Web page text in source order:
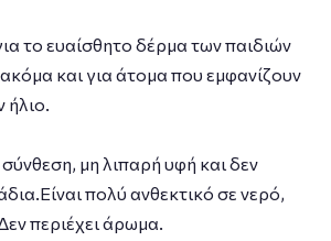
το ευαίσθητο δέρμα των παιδιών
και για άτομα που εμφανίζουν
ήλιο.
μη λιπαρή υφή και δεν
πολύ ανθεκτικό σε νερό,
περιέχει άρωμα.